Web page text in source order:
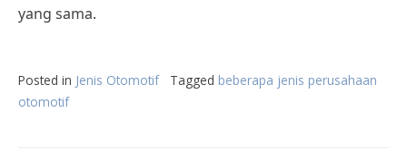
yang sama.
Posted in Jenis Otomotif Tagged beberapa jenis perusahaan
otomotif